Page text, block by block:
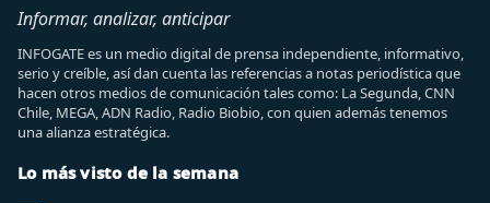
Informar, analizar, anticipar
INFOGATE es un medio digital de prensa independiente, informativo,
serio y creíble, así dan cuenta las referencias a notas periodística que
hacen otros medios de comunicación tales como: La Segunda, CNN
Chile, MEGA, ADN Radio, Radio Biobio, con quien además tenemos
una alianza estratégica.
Lo más visto de la semana